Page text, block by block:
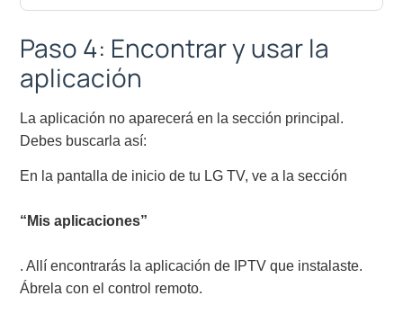
Paso 4: Encontrar y usar la
aplicación
La aplicación no aparecerá en la sección principal.
Debes buscarla así:
En la pantalla de inicio de tu LG TV, ve a la sección
“Mis aplicaciones”
. Allí encontrarás la aplicación de IPTV que instalaste.
Ábrela con el control remoto.